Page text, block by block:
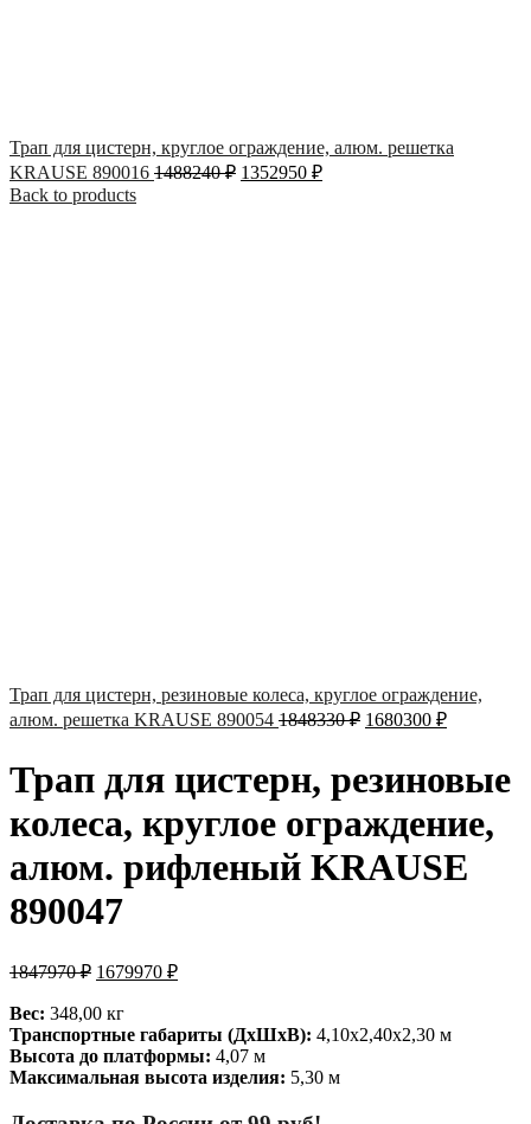
Трап для цистерн, круглое ограждение, алюм. решетка
KRAUSE 890016 1488240₽ 1352950 ₽
Back to products
Трап для цистерн, резиновые колеса, круглое ограждение,
алюм. решетка KRAUSE 890054 1848330₽ 1680300 ₽
Трап для цистерн, резиновые
колеса, круглое ограждение,
алюм. рифленый KRAUSE
890047
1847970₽ 1679970 ₽
Вес: 348,00 кг
Транспортные габариты (ДхШхВ): 4,10х2,40х2,30 м
Высота до платформы: 4,07 м
Максимальная высота изделия: 5,30 м